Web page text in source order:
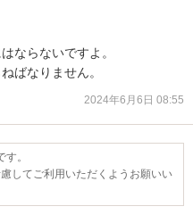
ならないですよ。
ばなりません。
2024年6月6日 08:55
。
してご利用いただくようお願いい